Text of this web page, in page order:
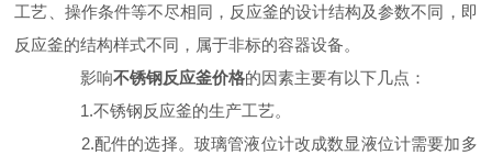
工艺、操作条件等不尽相同，反应釜的设计结构及参数不同，即
反应釜的结构样式不同，属于非标的容器设备。
影响不锈钢反应釜价格的因素主要有以下几点：
1.不锈钢反应釜的生产工艺。
2.配件的选择。玻璃管液位计改成数显液位计需要加多